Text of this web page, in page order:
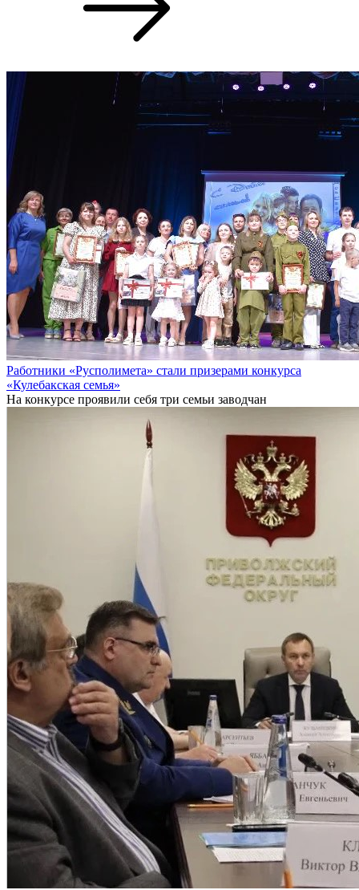
Работники «Русполимета» стали призерами конкурса
«Кулебакская семья»
На конкурсе проявили себя три семьи заводчан